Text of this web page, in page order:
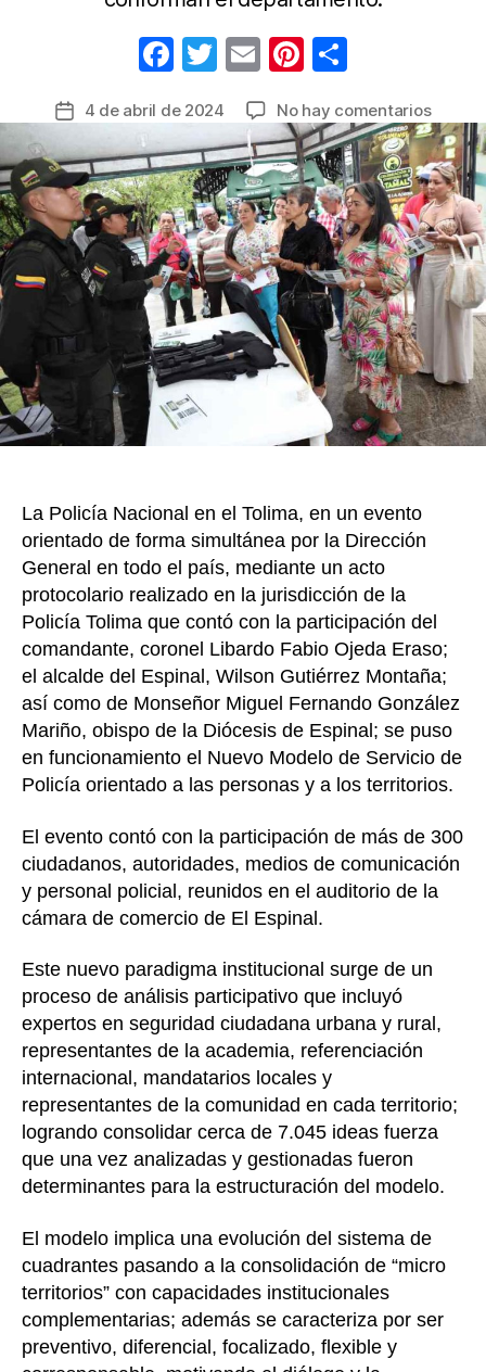
F
c
e
b
o
o
k
T
itt
er
E
ail
Pi
er
e
st
m
p
ar
tir
Fecha
la
entrada
4 de abril de 2024 No hay comentariosen
Un
será
la
base
del
nuevo
del
de
Policía
para
lograr
La Policía Nacional en el Tolima, en un evento
orientado de forma simultánea por la Dirección
General en todo el país, mediante un acto
protocolario realizado en la jurisdicción de la
Policía Tolima que contó con la participación del
comandante, coronel Libardo Fabio Ojeda Eraso;
el alcalde del Espinal, Wilson Gutiérrez Montaña;
así como de Monseñor Miguel Fernando González
Mariño, obispo de la Diócesis de Espinal; se puso
en funcionamiento el Nuevo Modelo de Servicio de
Policía orientado a las personas y a los territorios.
El evento contó con la participación de más de 300
ciudadanos, autoridades, medios de comunicación
y personal policial, reunidos en el auditorio de la
cámara de comercio de El Espinal.
Este nuevo paradigma institucional surge de un
proceso de análisis participativo que incluyó
expertos en seguridad ciudadana urbana y rural,
representantes de la academia, referenciación
internacional, mandatarios locales y
representantes de la comunidad en cada territorio;
logrando consolidar cerca de 7.045 ideas fuerza
que una vez analizadas y gestionadas fueron
determinantes para la estructuración del modelo.
El modelo implica una evolución del sistema de
cuadrantes pasando a la consolidación de “micro
territorios” con capacidades institucionales
complementarias; además se caracteriza por ser
preventivo, diferencial, focalizado, flexible y